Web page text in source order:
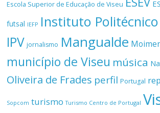
Escola Superior de Educação de Viseu
futsal IEFP Instituto Politécnico
IPV jornalismo Mangualde
município de Viseu música
Oliveira de Frades perfil Portugal
Sopcom turismo Turismo Centro de Portugal